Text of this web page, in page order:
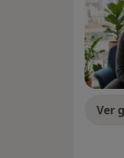
Ver